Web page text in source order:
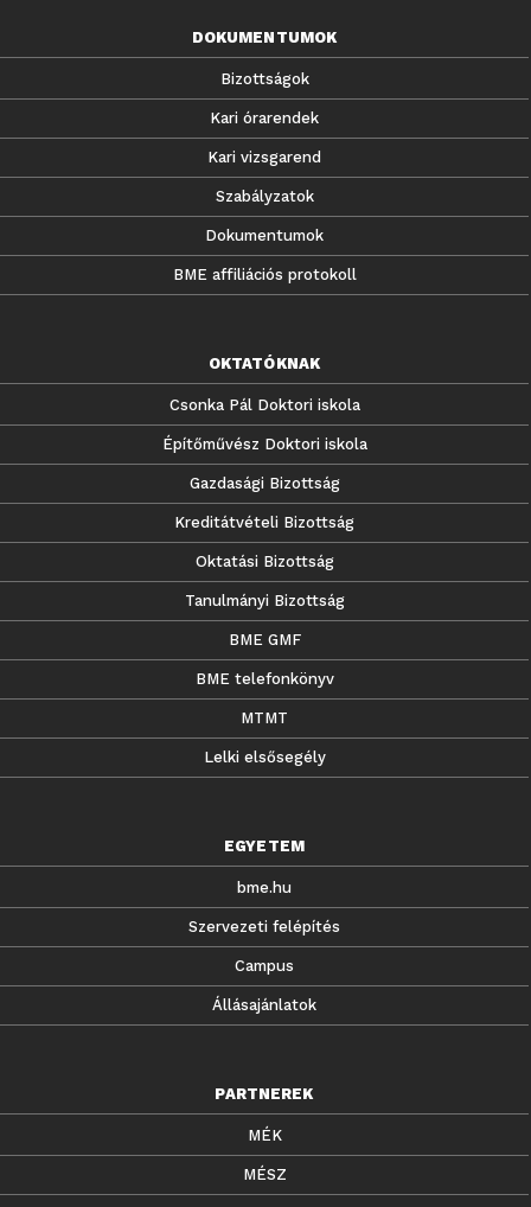
DOKUMENTUMOK
Bizottságok
Kari órarendek
Kari vizsgarend
Szabályzatok
Dokumentumok
BME affiliációs protokoll
OKTATÓKNAK
Csonka Pál Doktori iskola
Építőművész Doktori iskola
Gazdasági Bizottság
Kreditátvételi Bizottság
Oktatási Bizottság
Tanulmányi Bizottság
BME GMF
BME telefonkönyv
MTMT
Lelki elsősegély
EGYETEM
bme.hu
Szervezeti felépítés
Campus
Állásajánlatok
PARTNEREK
MÉK
MÉSZ